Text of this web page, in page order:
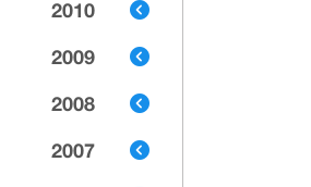
2010
2009
2008
2007